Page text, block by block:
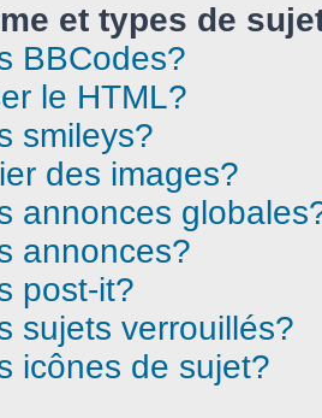
et types de
BBCodes?
le HTML?
smileys?
des images?
annonces
annonces?
post-it?
sujets verrouillés?
icônes de sujet?